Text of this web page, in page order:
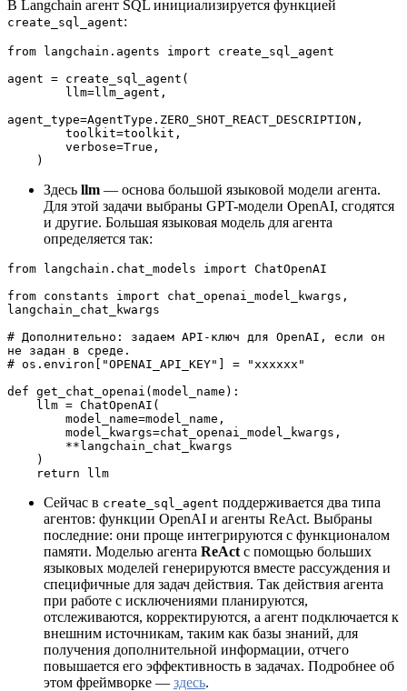
В Langchain агент SQL инициализируется функцией
create_sql_agent:
from langchain.agents import create_sql_agent
agent = create_sql_agent(
        llm=llm_agent,
agent_type=AgentType.ZERO_SHOT_REACT_DESCRIPTION,
        toolkit=toolkit,
        verbose=True,
    )
Здесь llm ― основа большой языковой модели агента.
Для этой задачи выбраны GPT-модели OpenAI, сгодятся
и другие. Большая языковая модель для агента
определяется так:
from langchain.chat_models import ChatOpenAI
from constants import chat_openai_model_kwargs,
langchain_chat_kwargs
# Дополнительно: задаем API-ключ для OpenAI, если он
не задан в среде.
# os.environ["OPENAI_API_KEY"] = "xxxxxx"
def get_chat_openai(model_name):
    llm = ChatOpenAI(
        model_name=model_name,
        model_kwargs=chat_openai_model_kwargs,
        **langchain_chat_kwargs
    )
    return llm
Сейчас в create_sql_agent поддерживается два типа
агентов: функции OpenAI и агенты ReAct. Выбраны
последние: они проще интегрируются с функционалом
памяти. Моделью агента ReAct с помощью больших
языковых моделей генерируются вместе рассуждения и
специфичные для задач действия. Так действия агента
при работе с исключениями планируются,
отслеживаются, корректируются, а агент подключается к
внешним источникам, таким как базы знаний, для
получения дополнительной информации, отчего
повышается его эффективность в задачах. Подробнее об
этом фреймворке ― здесь.